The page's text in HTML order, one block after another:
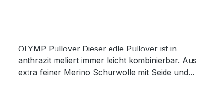
OLYMP Pullover Dieser edle Pullover ist in
anthrazit meliert immer leicht kombinierbar. Aus
extra feiner Merino Schurwolle mit Seide und